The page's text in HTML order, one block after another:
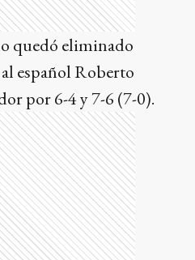
quedó eliminado
español Roberto
por 6-4 y 7-6 (7-0).